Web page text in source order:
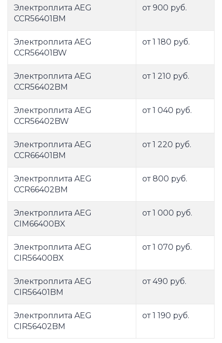
Электроплита AEG
CCR56401BM
от 900 руб.
Электроплита AEG
CCR56401BW
от 1 180 руб.
Электроплита AEG
CCR56402BM
от 1 210 руб.
Электроплита AEG
CCR56402BW
от 1 040 руб.
Электроплита AEG
CCR66401BM
от 1 220 руб.
Электроплита AEG
CCR66402BM
от 800 руб.
Электроплита AEG
CIM66400BX
от 1 000 руб.
Электроплита AEG
CIR56400BX
от 1 070 руб.
Электроплита AEG
CIR56401BM
от 490 руб.
Электроплита AEG
CIR56402BM
от 1 190 руб.